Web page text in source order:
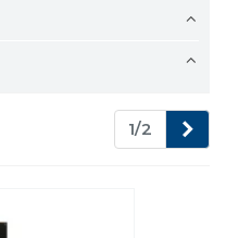
1/2